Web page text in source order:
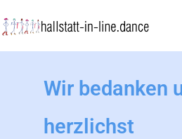
Wir bedanken
herzlichst